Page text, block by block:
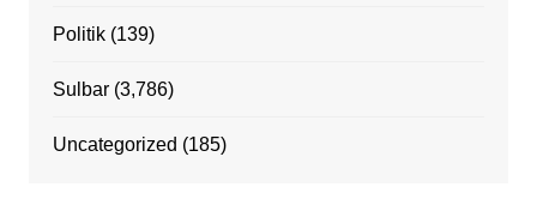
Politik(139)
Sulbar(3,786)
Uncategorized (185)